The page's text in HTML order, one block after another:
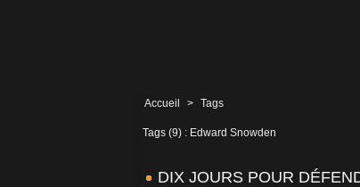
Accueil > Tags
Tags (9) : Edward Snowden
DIX JOURS POUR